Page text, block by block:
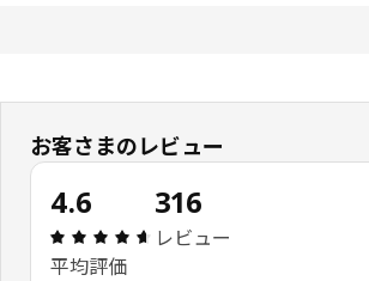
お客さまのレビュー
4.6
レビュー: 4.6 5 星の数 総レ
平均評価
316
レビュー